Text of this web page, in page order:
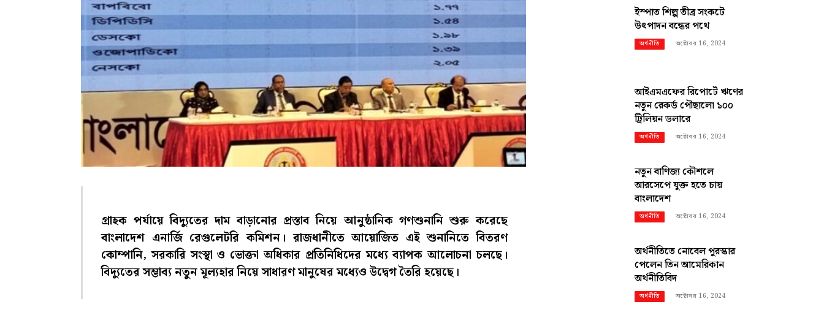
গ্রাহক পর্যায়ে বিদ্যুতের দাম বাড়ানোর প্রস্তাব নিয়ে আনুষ্ঠানিক গণশুনানি শুরু করেছে
বাংলাদেশ এনার্জি রেগুলেটরি কমিশন। রাজধানীতে আয়োজিত এই শুনানিতে বিতরণ
কোম্পানি, সরকারি সংস্থা ও ভোক্তা অধিকার প্রতিনিধিদের মধ্যে ব্যাপক আলোচনা চলছে।
বিদ্যুতের সম্ভাব্য নতুন মূল্যহার নিয়ে সাধারণ মানুষের মধ্যেও উদ্বেগ তৈরি হয়েছে।
ইস্পাত শিল্প তীব্র সংকটে
উৎপাদন বন্ধের পথে
অর্থনীতি অক্টোবর 16, 2024
আইএমএফের রিপোর্টে ঋণের
নতুন রেকর্ড পৌছালো ১০০
ট্রিলিয়ন ডলারে
অর্থনীতি অক্টোবর 16, 2024
নতুন বাণিজ্য কৌশলে
আরসেপে যুক্ত হতে চায়
বাংলাদেশ
অর্থনীতি অক্টোবর 16, 2024
অর্থনীতিতে নোবেল পুরস্কার
পেলেন তিন আমেরিকান
অর্থনীতিবিদ
অর্থনীতি অক্টোবর 16, 2024